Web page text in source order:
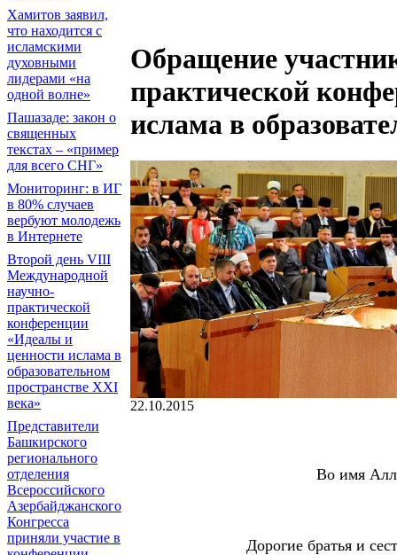
Хамитов заявил,
что находится с
исламскими
духовными
лидерами «на
одной волне»
Пашазаде: закон о
священных
текстах – «пример
для всего СНГ»
Мониторинг: в ИГ
в 80% случаев
вербуют молодежь
в Интернете
Второй день VIII
Международной
научно-
практической
конференции
«Идеалы и
ценности ислама в
образовательном
пространстве XXI
века»
Представители
Башкирского
регионального
отделения
Всероссийского
Азербайджанского
Конгресса
приняли участие в
Обращение
практической
ислама в
22.10.2015
Во имя
Дорогие братья и